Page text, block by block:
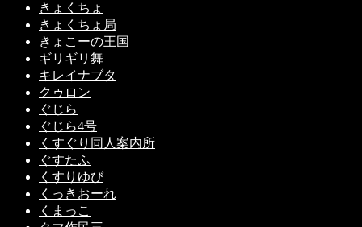
きょくちょ
きょくちょ局
きょこーの王国
ギリギリ舞
キレイナブタ
クゥロン
ぐじら
ぐじら4号
くすぐり同人案内所
ぐすたふ
くすりゆび
くっきおーれ
くまっこ